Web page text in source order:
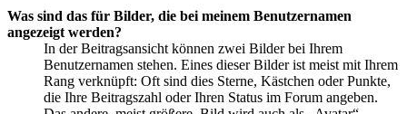
Was sind das für Bilder, die bei meinem Benutzernamen
angezeigt werden?
In der Beitragsansicht können zwei Bilder bei Ihrem
Benutzernamen stehen. Eines dieser Bilder ist meist mit Ihrem
Rang verknüpft: Oft sind dies Sterne, Kästchen oder Punkte,
die Ihre Beitragszahl oder Ihren Status im Forum angeben.